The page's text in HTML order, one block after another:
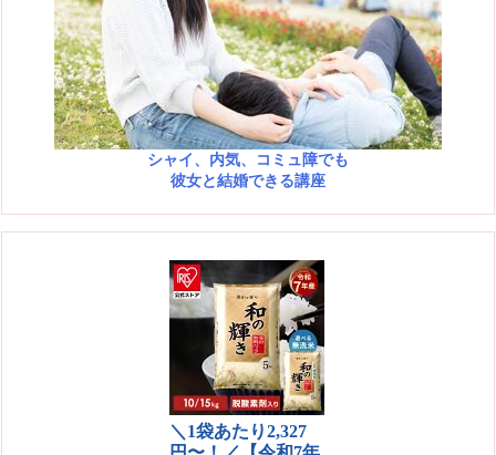
シャイ、内気、コミュ障でも
彼女と結婚できる講座